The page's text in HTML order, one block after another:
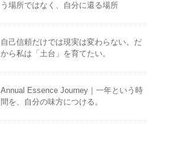
う場所ではなく、自分に還る場所
自己信頼だけでは現実は変わらない。だ
から私は「土台」を育てたい。
Annual Essence Journey｜一年という時
間を、自分の味方につける。